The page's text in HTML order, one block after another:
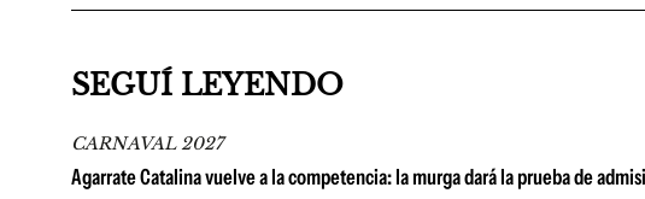
SEGUÍ LEYENDO
CARNAVAL 2027
Agarrate Catalina vuelve a la competencia: la murga dará la prueba de